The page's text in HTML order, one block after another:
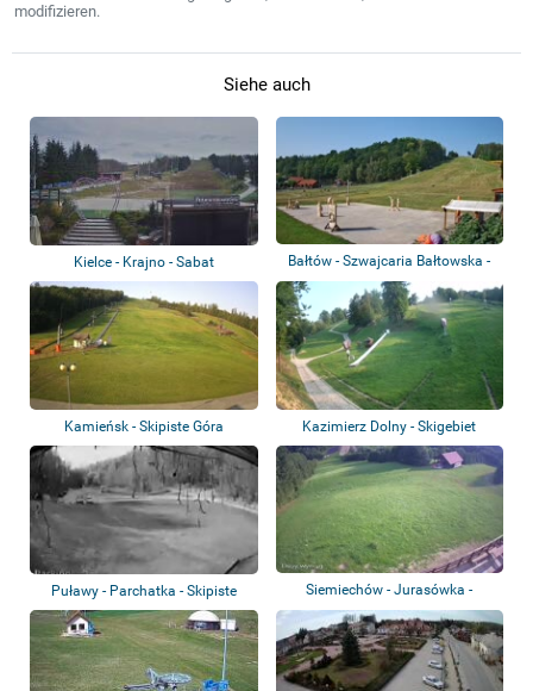
modifizieren.
Siehe auch
Kielce - Krajno - Sabat
Bałtów - Szwajcaria Bałtowska -
Skigebie...
Kamieńsk - Skipiste Góra
Kamieńsk
Kazimierz Dolny - Skigebiet
Puławy - Parchatka - Skipiste
Siemiechów - Jurasówka -
Skipiste